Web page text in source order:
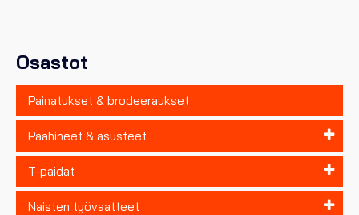
Osastot
Painatukset & brodeeraukset
Päähineet & asusteet
T-paidat
Naisten työvaatteet